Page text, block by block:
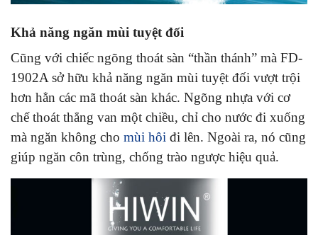
Khả năng ngăn mùi tuyệt đối
Cũng với chiếc ngõng thoát sàn “thần thánh” mà FD-
1902A sở hữu khả năng ngăn mùi tuyệt đối vượt trội
hơn hẳn các mã thoát sàn khác. Ngõng nhựa với cơ
chế thoát thẳng van một chiều, chỉ cho nước đi xuống
mà ngăn không cho mùi hôi đi lên. Ngoài ra, nó cũng
giúp ngăn côn trùng, chống trào ngược hiệu quả.